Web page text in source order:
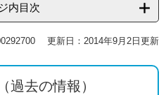
内目次
更新日：2014年9月2日更新
過去の情報）